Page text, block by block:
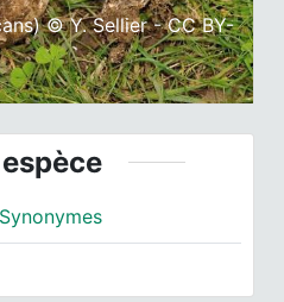
© Y. Sellier - CC BY-
Synonymes